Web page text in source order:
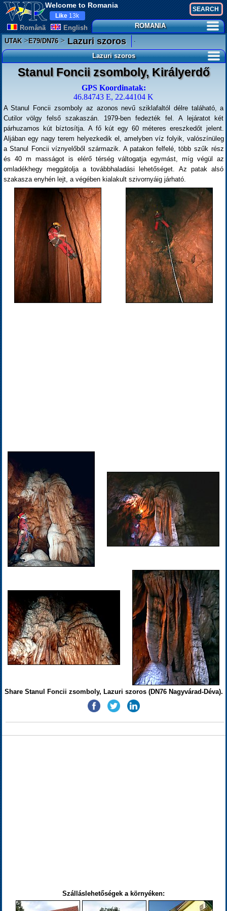
Welcome to Romania
Românã English
Like 13k
ROMANIA
UTAK>E79/DN76>Lazuri szoros .
Lazuri szoros
Stanul Foncii zsomboly, Királyerdő
GPS Koordinatak:
46.84743 E, 22.44104 K
A Stanul Foncii zsomboly az azonos nevű sziklafaltól délre taláható, a
Cutilor völgy felső szakaszán. 1979-ben fedezték fel. A lejáratot két
párhuzamos kút bíztosítja. A fő kút egy 60 méteres ereszkedőt jelent.
Aljában egy nagy terem helyezkedik el, amelyben víz folyik, valószínüleg
a Stanul Foncii víznyelőből származik. A patakon felfelé, több szűk rész
és 40 m masságot is elérő térség váltogatja egymást, míg végül az
omladékhegy meggátolja a továbbhaladási lehetőséget. Az patak alsó
szakasza enyhén lejt, a végében kialakult szivornyáig járható.
Share Stanul Foncii zsomboly, Lazuri szoros (DN76 Nagyvárad-Déva).
Szálláslehetőségek a környéken: